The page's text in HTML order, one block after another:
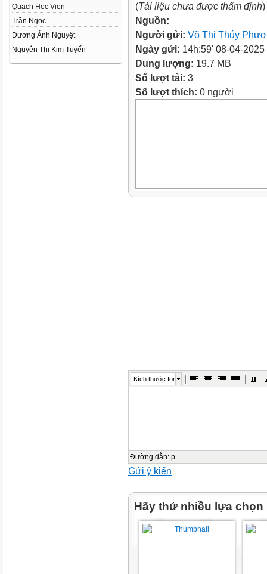
Quach Hoc Vien
Trần Ngọc
Dương Ánh Nguyệt
Nguyễn Thị Kim Tuyến
(Tài liệu chưa được thẩm định)
Nguồn:
Người gửi: Võ Thị Thúy
Ngày gửi: 14h:59' 08-04-2025
Dung lượng: 19.7 MB
Số lượt tải: 3
Số lượt thích: 0 người
Kích thước font
Đường dẫn: p
Gửi ý kiến
Hãy thử nhiều lựa chọn